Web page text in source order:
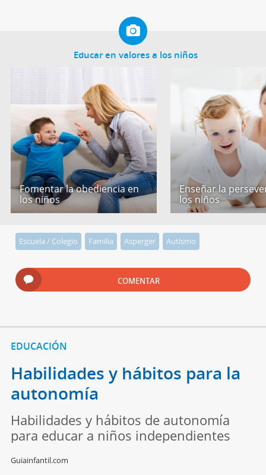
Educar en valores a los niños
Fomentar la obediencia en
los niños
Enseñar la
los niños
Escuela / Colegio Familia Asperger Autismo
COMENTAR
EDUCACIÓN
Habilidades y hábitos para la
autonomía
Habilidades y hábitos de autonomía
para educar a niños independientes
Guiainfantil.com